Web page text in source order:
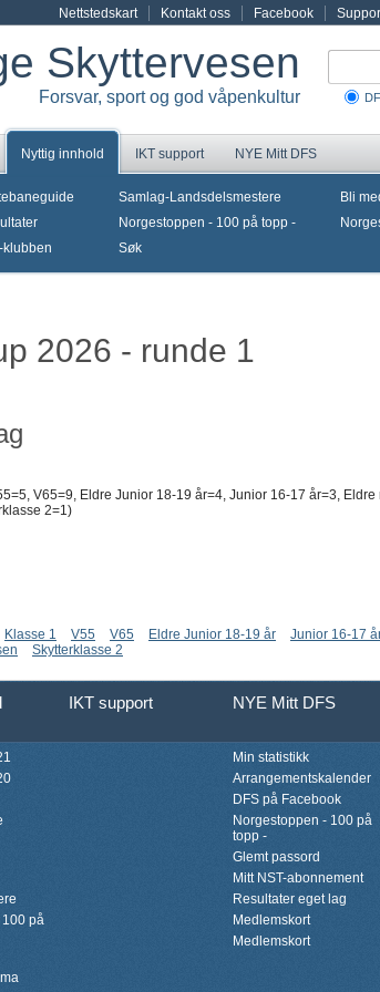
Nettstedskart Kontakt oss Facebook
Skyttervesen
Forsvar, sport og god våpenkultur
Nyttig innhold IKT support NYE Mitt DFS
klubben
Samlag-Landsdelsmestere
Norgestoppen - 100 på topp -
Søk
Bli
2026 - runde 1
V65=9, Eldre Junior 18-19 år=4, Junior 16-17 år=3,
2=1)
Klasse 1 V55 V65 Eldre Junior 18-19 år Junior 16-17
Skytterklasse 2
IKT support NYE Mitt DFS
100 på
Min statistikk
Arrangementskalender
DFS på Facebook
Norgestoppen - 100 på
topp -
Glemt passord
Mitt NST-abonnement
Resultater eget lag
Medlemskort
Medlemskort